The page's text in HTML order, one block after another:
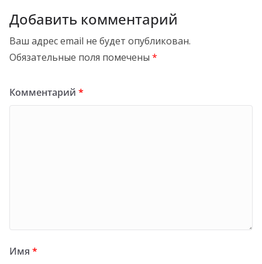
Добавить комментарий
Ваш адрес email не будет опубликован.
Обязательные поля помечены *
Комментарий *
Имя *